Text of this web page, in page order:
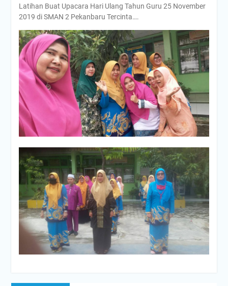
Latihan Buat Upacara Hari Ulang Tahun Guru 25 November
2019 di SMAN 2 Pekanbaru Tercinta….
Navigasi